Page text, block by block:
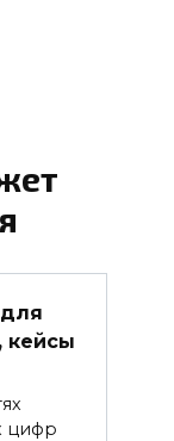
кейсы
цифр